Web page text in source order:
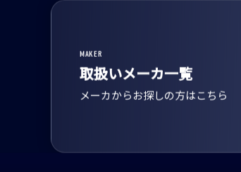
MAKER
取扱いメーカ一覧
メーカからお探しの方はこちら